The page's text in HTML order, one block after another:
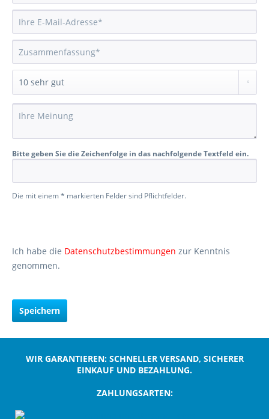
Bitte geben Sie die Zeichenfolge in das nachfolgende Textfeld ein.
Die mit einem * markierten Felder sind Pflichtfelder.
Ich habe die Datenschutzbestimmungen zur Kenntnis
genommen.
Speichern
WIR GARANTIEREN: SCHNELLER VERSAND, SICHERER
EINKAUF UND BEZAHLUNG.
ZAHLUNGSARTEN: